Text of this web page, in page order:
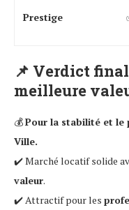
Prestige
📌 Verdict
meilleure
💰Pour la stabilité et le
Ville.
✔️ Marché locatif solide
valeur.
✔️ Attractif pour les